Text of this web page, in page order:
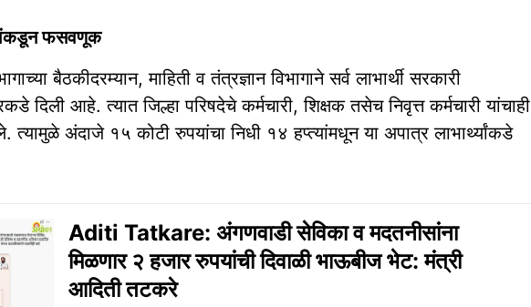
फसवणूक
बैठकीदरम्यान, माहिती व तंत्रज्ञान विभागाने सर्व लाभार्थी सरकारी
दिली आहे. त्यात जिल्हा परिषदेचे कर्मचारी, शिक्षक तसेच निवृत्त कर्मचारी यांचाही
अंदाजे १५ कोटी रुपयांचा निधी १४ हप्त्यांमधून या अपात्र लाभार्थ्यांकडे
Aditi Tatkare: अंगणवाडी सेविका व मदतनीसांना
मिळणार २ हजार रुपयांची दिवाळी भाऊबीज भेट: मंत्री
आदिती तटकरे